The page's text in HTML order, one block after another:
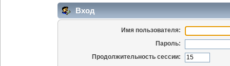
Вход
Имя пользователя:
Пароль:
Продолжительность сессии: